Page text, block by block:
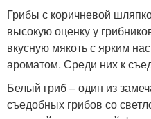
Грибы с коричневой
высокую оценку у
вкусную мякоть с ярким
ароматом. Среди них к
Белый гриб – один из
съедобных грибов со